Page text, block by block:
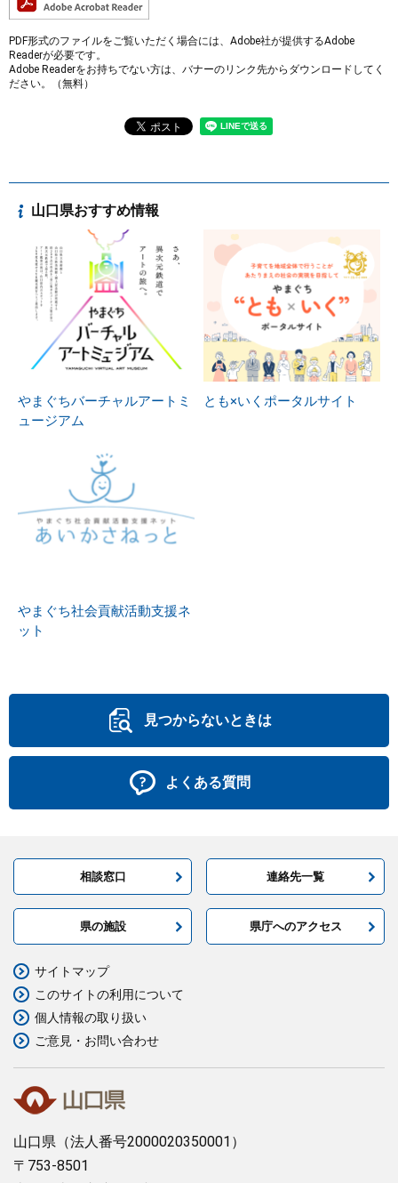
PDF形式のファイルをご覧いただく場合には、Adobe社が提供するAdobe
Readerが必要です。
Adobe Readerをお持ちでない方は、バナーのリンク先からダウンロードしてく
ださい。（無料）
山口県おすすめ情報
やまぐちバーチャルアートミ
ュージアム
とも×いくポータルサイト
やまぐち社会貢献活動支援ネ
ット
見つからないときは
よくある質問
相談窓口 連絡先一覧
県の施設 県庁へのアクセス
山口県 （法人番号2000020350001）
〒753-8501
サイトマップ
このサイトの利用について
個人情報の取り扱い
ご意見・お問い合わせ